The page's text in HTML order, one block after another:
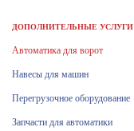
ДОПОЛНИТЕЛЬНЫЕ УСЛУГИ
Автоматика для ворот
Навесы для машин
Перегрузочное оборудование
Запчасти для автоматики